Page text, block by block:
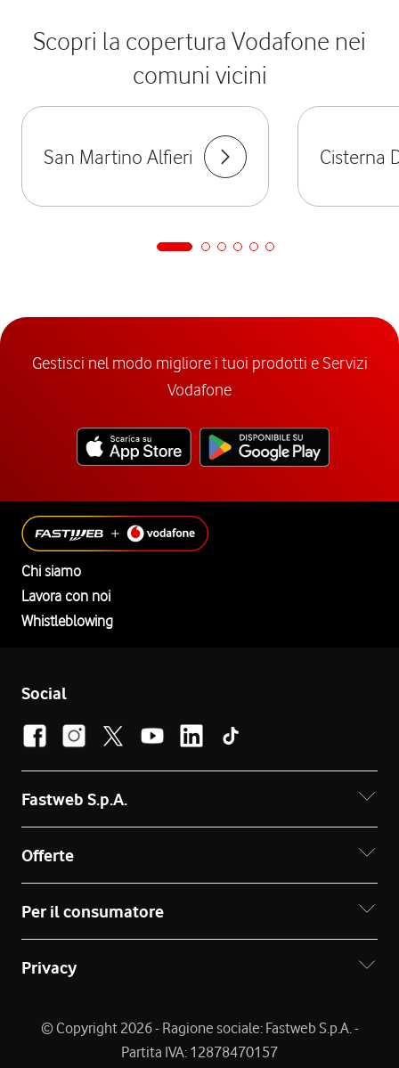
Scopri la copertura Vodafone nei
comuni vicini
San Martino Alfieri Cisterna
Gestisci nel modo migliore i tuoi prodotti e Servizi
Vodafone
Chi siamo
Lavora con noi
Whistleblowing
Social
Fastweb S.p.A.
Offerte
Per il consumatore
Privacy
© Copyright 2026 - Ragione sociale: Fastweb S.p.A. -
Partita IVA: 12878470157